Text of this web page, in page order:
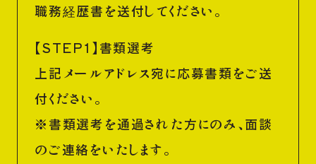
職務経歴書を送付してください。
【STEP1】書類選考
上記メールアドレス宛に応募書類をご送
付ください。
※書類選考を通過された方にのみ、面談
のご連絡をいたします。